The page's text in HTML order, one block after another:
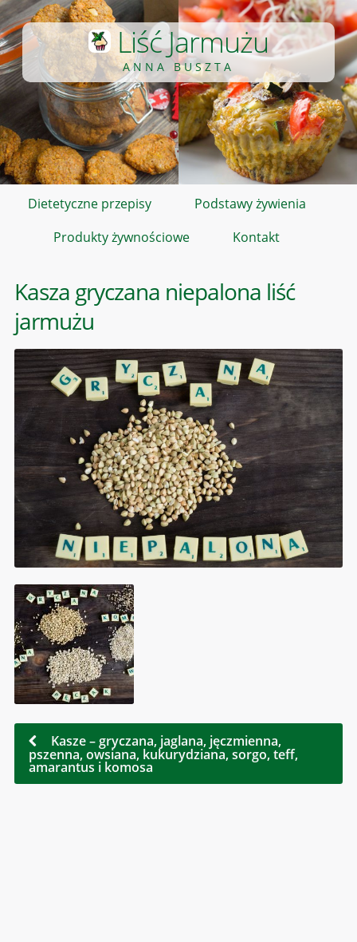
Liść Jarmużu
ANNA BUSZTA
Dietetyczne przepisy
Podstawy żywienia
Produkty żywnościowe
Kontakt
Kasza gryczana niepalona liść
jarmużu
Kasze – gryczana, jaglana, jęczmienna,
pszenna, owsiana, kukurydziana, sorgo, teff,
amarantus i komosa